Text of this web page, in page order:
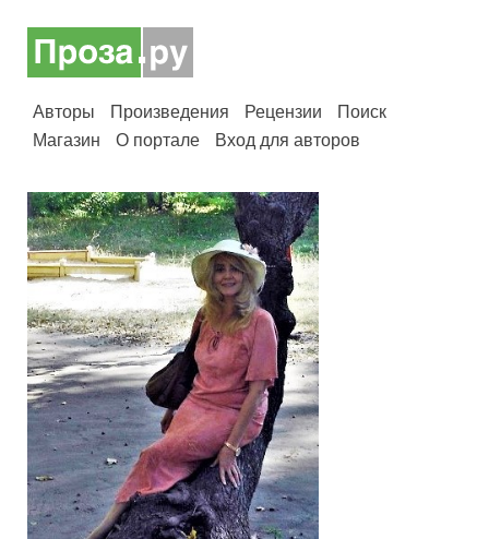
Авторы Произведения Рецензии
Поиск
Магазин
О портале Вход для авторов